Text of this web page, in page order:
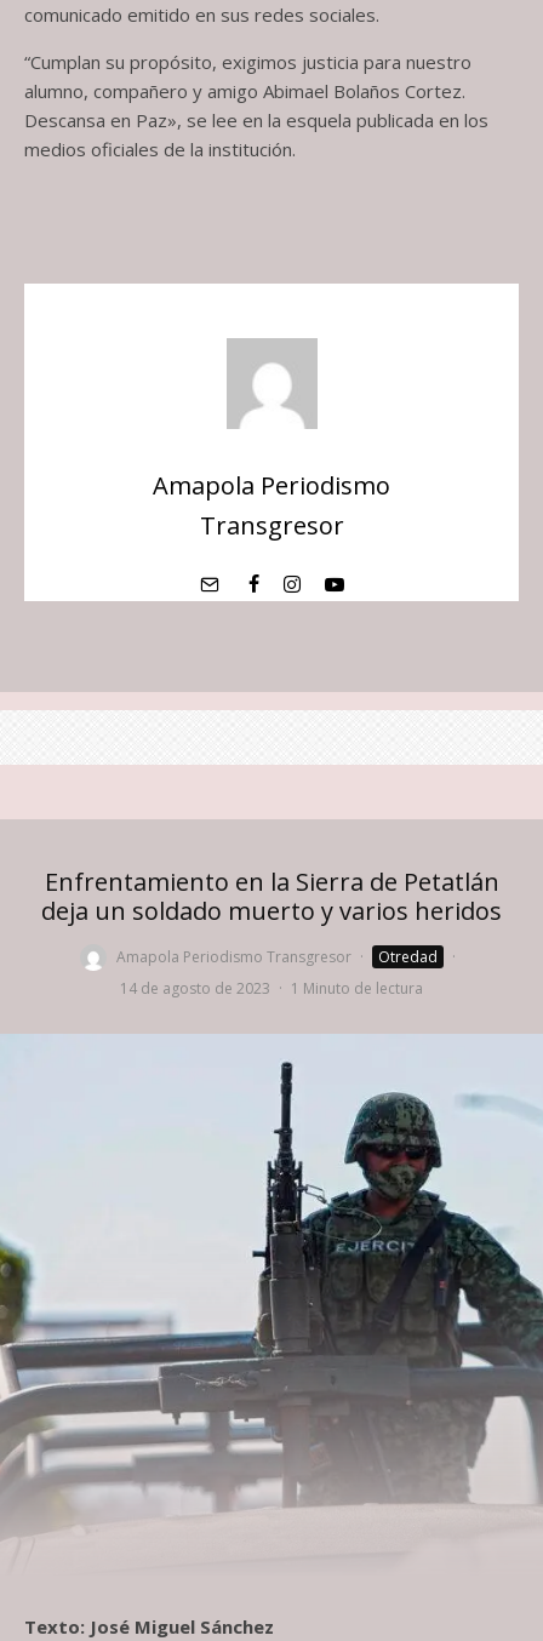
comunicado emitido en sus redes sociales.
“Cumplan su propósito, exigimos justicia para nuestro
alumno, compañero y amigo Abimael Bolaños Cortez.
Descansa en Paz», se lee en la esquela publicada en los
medios oficiales de la institución.
Amapola Periodismo
Transgresor
Enfrentamiento en la Sierra de Petatlán
deja un soldado muerto y varios heridos
Amapola Periodismo Transgresor · Otredad
·
14 de agosto de 2023 · 1 Minuto de lectura
Texto: José Miguel Sánchez